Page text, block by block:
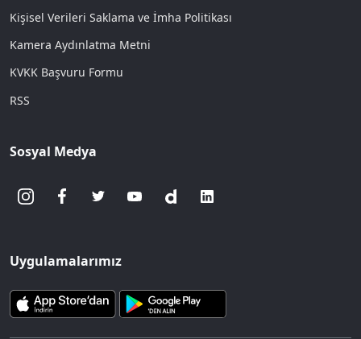
Kişisel Verileri Saklama ve İmha Politikası
Kamera Aydınlatma Metni
KVKK Başvuru Formu
RSS
Sosyal Medya
Uygulamalarımız